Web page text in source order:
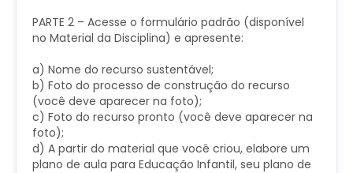
PARTE 2 – Acesse o formulário padrão (disponível
no Material da Disciplina) e apresente:
a) Nome do recurso sustentável;
b) Foto do processo de construção do recurso
(você deve aparecer na foto);
c) Foto do recurso pronto (você deve aparecer na
foto);
d) A partir do material que você criou, elabore um
plano de aula para Educação Infantil, seu plano de